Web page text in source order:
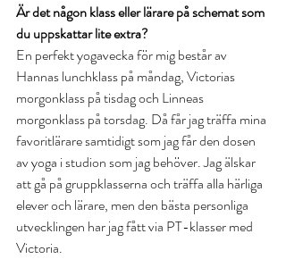
Är det någon klass eller lärare på schemat som
du uppskattar lite extra?
En perfekt yogavecka för mig består av
Hannas lunchklass på måndag, Victorias
morgonklass på tisdag och Linneas
morgonklass på torsdag. Då får jag träffa mina
favoritlärare samtidigt som jag får den dosen
av yoga i studion som jag behöver. Jag älskar
att gå på gruppklasserna och träffa alla härliga
elever och lärare, men den bästa personliga
utvecklingen har jag fått via PT-klasser med
Victoria.